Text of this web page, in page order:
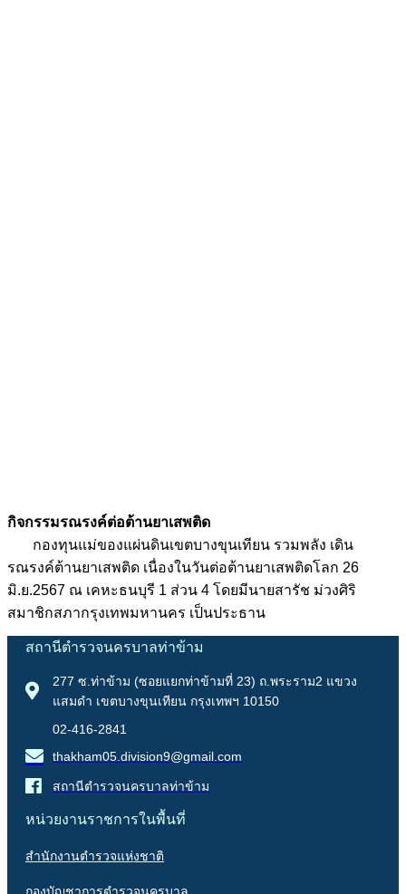
กิจกรรมรณรงค์ต่อต้านยาเสพติด
กองทุนแม่ของแผ่นดินเขตบางขุนเทียน รวมพลัง เดิน
รณรงค์ต้านยาเสพติด เนื่องในวันต่อต้านยาเสพติดโลก 26
มิ.ย.2567 ณ เคหะธนบุรี 1 ส่วน 4 โดยมีนายสารัช ม่วงศิริ
สมาชิกสภากรุงเทพมหานคร เป็นประธาน
สถานีตำรวจนครบาลท่าข้าม
277 ซ.ท่าข้าม (ซอยแยกท่าข้ามที่ 23) ถ.พระราม2 แขวง
แสมดำ เขตบางขุนเทียน กรุงเทพฯ 10150
02-416-2841
thakham05.division9@gmail.com
สถานีตำรวจนครบาลท่าข้าม
หน่วยงานราชการในพื้นที่
สำนักงานตำรวจแห่งชาติ
กองบัญชาการตำรวจนครบาล